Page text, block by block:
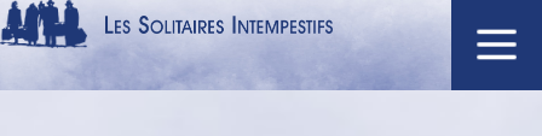
Aller
au
principal
Navigation